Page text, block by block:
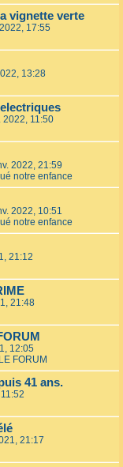
vignette verte
17:55
13:28
2022, 11:50
2022, 21:59
notre enfance
2022, 10:51
notre enfance
21:12
21:48
12:05
FORUM
41 ans.
21:17